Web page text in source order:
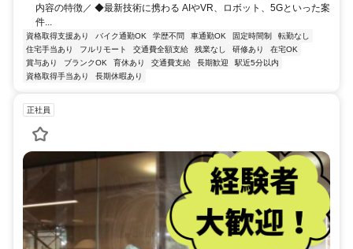
内容の特徴／ ◆最新技術に携わる AIやVR、ロボット、5Gといった案
件...
資格取得支援あり バイク通勤OK 学歴不問 車通勤OK 固定時間制
転勤なし
住宅手当あり
フルリモート 交通費全額支給 残業なし 研修あり
在宅OK
賞与あり
ブランクOK 育休あり 交通費支給 長期歓迎
駅近5分以内
資格取得手当あり
長期休暇あり
正社員